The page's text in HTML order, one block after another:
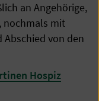
an Angehörige,
nochmals mit
Abschied von den
Hospiz